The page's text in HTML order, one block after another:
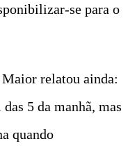
se para o
Maior relatou ainda:
5 da manhã, mas
quando